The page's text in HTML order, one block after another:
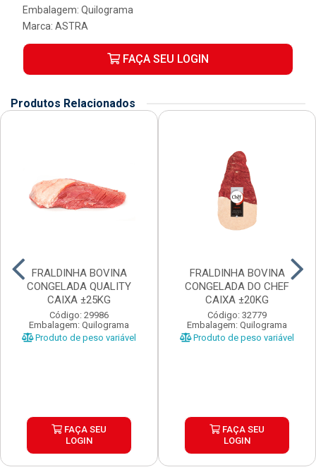
Embalagem: Quilograma
Marca: ASTRA
FAÇA SEU LOGIN
Produtos Relacionados
FRALDINHA BOVINA
CONGELADA QUALITY
CAIXA ±25KG
Código: 29986
Embalagem: Quilograma
Produto de peso variável
FAÇA SEU
LOGIN
FRALDINHA BOVINA
CONGELADA DO CHEF
CAIXA ±20KG
Código: 32779
Embalagem: Quilograma
Produto de peso variável
FAÇA SEU
LOGIN